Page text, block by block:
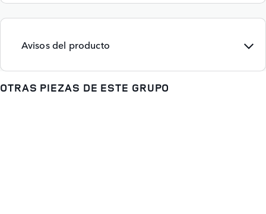
Avisos del producto
OTRAS PIEZAS DE ESTE GRUPO